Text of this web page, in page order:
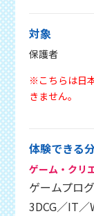
対象
保護者
※こちらは日
きません。
体験できる
ゲーム・クリ
ゲームプロ
3DCG／IT／